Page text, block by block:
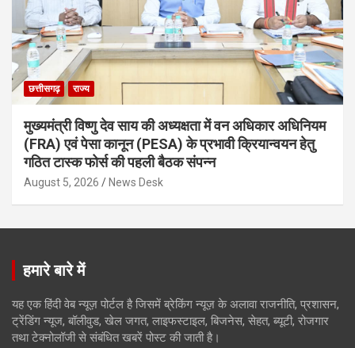
छत्तीसगढ़ राज्य
मुख्यमंत्री विष्णु देव साय की अध्यक्षता में वन अधिकार अधिनियम
(FRA) एवं पेसा कानून (PESA) के प्रभावी क्रियान्वयन हेतु
गठित टास्क फोर्स की पहली बैठक संपन्न
August 5, 2026 News Desk
हमारे बारे में
यह एक हिंदी वेब न्यूज़ पोर्टल है जिसमें ब्रेकिंग न्यूज़ के अलावा राजनीति, प्रशासन,
ट्रेंडिंग न्यूज, बॉलीवुड, खेल जगत, लाइफस्टाइल, बिजनेस, सेहत, ब्यूटी, रोजगार
तथा टेक्नोलॉजी से संबंधित खबरें पोस्ट की जाती है।